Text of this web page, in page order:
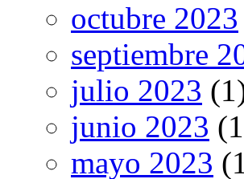
octubre 2023
septiembre
julio 2023
junio 2023
mayo 2023